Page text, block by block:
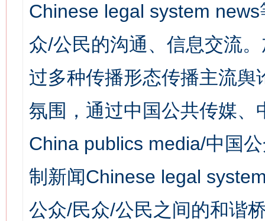
Chinese legal system
众/公民的沟通、信息交流
过多种传播形态传播主流
氛围，通过中国公共传媒
China publics media/中国
制新闻Chinese legal
公众/民众/公民之间的和谐